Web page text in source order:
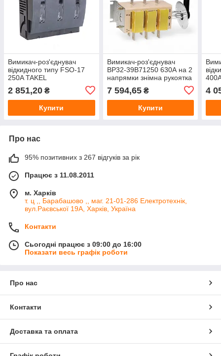
Вимикач-роз'єднувач
відкидного типу FSO-17
250A TAKEL
2 851,20 ₴
Купити
Вимикач-роз'єднувач
ВР32-39B71250 630А на 2
напрямки знімна рукоятка
7 594,65₴
Купити
4
Про нас
95% позитивних з 267 відгуків за рік
Працює з 11.08.2011
м. Харків
т. ц ,, Барабашово ,, маг. 21-01-286 Електротехнік,
вул.Раєвської 19А, Харків, Україна
Контакти
Сьогодні працює з 09:00 до 16:00
Показати весь графік роботи
Про нас
Контакти
Доставка та оплата